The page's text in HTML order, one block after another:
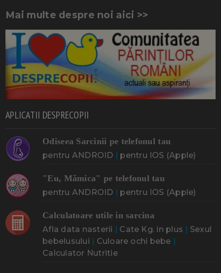
Mai multe despre noi aici >>
APLICATII DESPRECOPII
Odiseea Sarcinii pe telefonul tau
pentru ANDROID | pentru IOS (Apple)
"Eu, Mămica" pe telefonul tau
pentru ANDROID | pentru IOS (Apple)
Calculatoare utile in sarcina
Afla data nasterii | Cate Kg. in plus | Sexul
bebelusului | Culoare ochi bebe |
Calculator Nutritie